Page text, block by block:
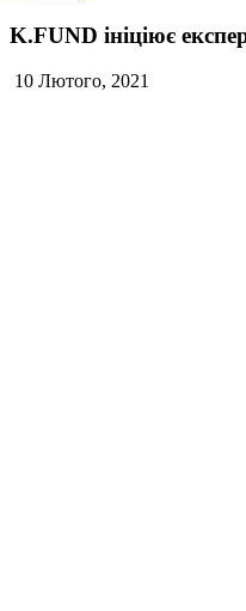
K.FUND ініціює
10 Лютого, 2021